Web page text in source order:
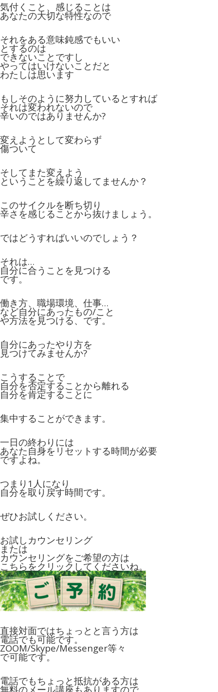
気付くこと、感じることは
あなたの大切な特性なので
それをある意味鈍感でもいい
とするのは
できないことですし
やってはいけないことだと
わたしは思います
もしそのように努力しているとすれば
それは変われないので
辛いのではありませんか?
変えようとして変わらず
傷ついて
そしてまた変えよう
ということを繰り返してませんか？
このサイクルを断ち切り
辛さを感じることから抜けましょう。
ではどうすればいいのでしょう？
それは…
自分に合うことを見つける
です。
働き方、職場環境、仕事…
など自分にあったもの/こと
や方法を見つける、 です。
自分にあったやり方を
見つけてみませんか?
こうすることで
自分を否定することから離れる
自分を肯定することに
集中することができます。
一日の終わりには
あなた自身をリセットする時間が必要
ですよね。
つまり1人になり
自分を取り戻す時間です。
ぜひお試しください。
お試しカウンセリング
または
カウンセリングをご希望の方は
こちらをクリックしてくださいね。
直接対面ではちょっとと言う方は
電話でも可能です。
ZOOM/Skype/Messenger等々
で可能です。
電話でもちょっと抵抗がある方は
無料のメール講座もありますので